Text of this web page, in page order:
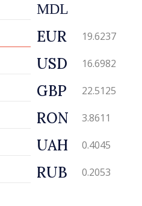
MDL
EUR 19.6237
USD 16.6982
GBP 22.5125
RON 3.8611
UAH 0.4045
RUB 0.2053